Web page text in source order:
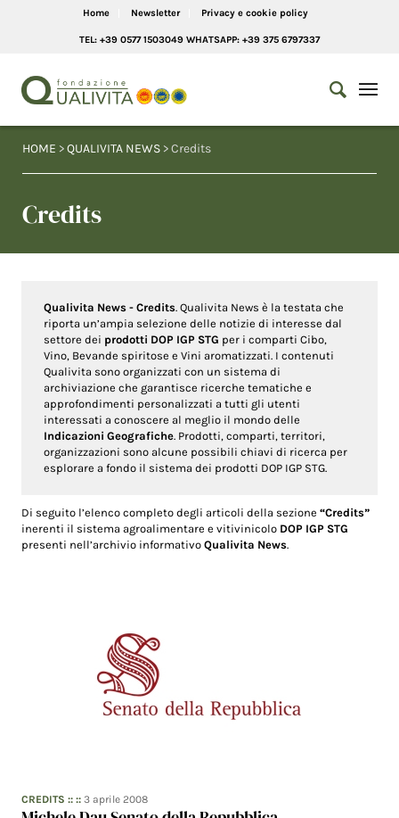
Home Newsletter Privacy e cookie policy
TEL: +39 0577 1503049 WHATSAPP: +39 375 6797337
HOME >QUALIVITA NEWS > Credits
Credits
Qualivita News - Credits. Qualivita News è la testata che
riporta un’ampia selezione delle notizie di interesse dal
settore dei prodotti DOP IGP STG per i comparti Cibo,
Vino, Bevande spiritose e Vini aromatizzati. I contenuti
Qualivita sono organizzati con un sistema di
archiviazione che garantisce ricerche tematiche e
approfondimenti personalizzati a tutti gli utenti
interessati a conoscere al meglio il mondo delle
Indicazioni Geografiche. Prodotti, comparti, territori,
organizzazioni sono alcune possibili chiavi di ricerca per
esplorare a fondo il sistema dei prodotti DOP IGP STG.
Di seguito l’elenco completo degli articoli della sezione“Credits”
inerenti il sistema agroalimentare e vitivinicolo DOP IGP STG
presenti nell’archivio informativoQualivita News.
CREDITS :: ::3 aprile 2008